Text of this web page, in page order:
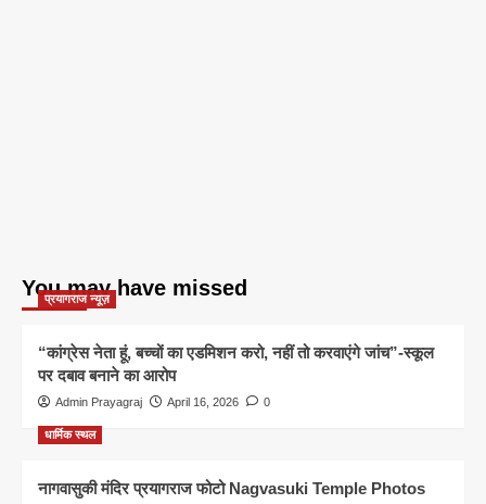
You may have missed
प्रयागराज न्यूज़
“कांग्रेस नेता हूं, बच्चों का एडमिशन करो, नहीं तो करवाएंगे जांच”-स्कूल
पर दबाव बनाने का आरोप
Admin Prayagraj April 16, 2026 0
धार्मिक स्थल
नागवासुकी मंदिर प्रयागराज फोटो Nagvasuki Temple Photos